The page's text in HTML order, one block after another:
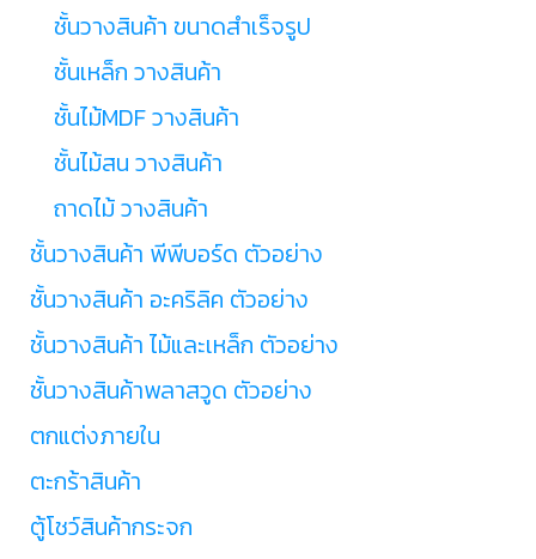
ชั้นวางสินค้า ขนาดสำเร็จรูป
ชั้นเหล็ก วางสินค้า
ชั้นไม้MDF วางสินค้า
ชั้นไม้สน วางสินค้า
ถาดไม้ วางสินค้า
ชั้นวางสินค้า พีพีบอร์ด ตัวอย่าง
ชั้นวางสินค้า อะคริลิค ตัวอย่าง
ชั้นวางสินค้า ไม้และเหล็ก ตัวอย่าง
ชั้นวางสินค้าพลาสวูด ตัวอย่าง
ตกแต่งภายใน
ตะกร้าสินค้า
ตู้โชว์สินค้ากระจก